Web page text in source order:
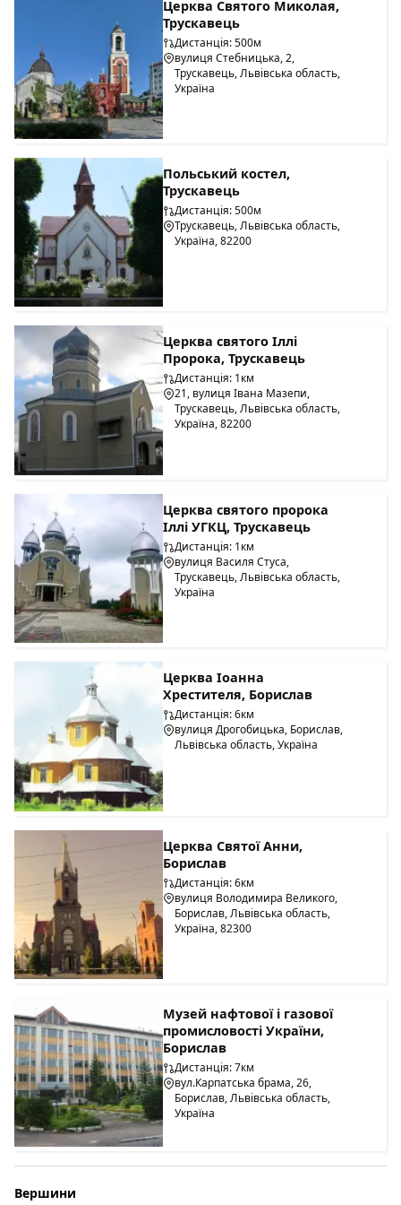
Церква Святого Миколая,
Трускавець
Дистанція: 500м
вулиця Стебницька, 2,
Трускавець, Львівська область,
Україна
Польський костел,
Трускавець
Дистанція: 500м
Трускавець, Львівська область,
Україна, 82200
Церква святого Іллі
Пророка, Трускавець
Дистанція: 1км
21, вулиця Івана Мазепи,
Трускавець, Львівська область,
Україна, 82200
Церква святого пророка
Іллі УГКЦ, Трускавець
Дистанція: 1км
вулиця Василя Стуса,
Трускавець, Львівська область,
Україна
Церква Іоанна
Хрестителя, Борислав
Дистанція: 6км
вулиця Дрогобицька, Борислав,
Львівська область, Україна
Церква Святої Анни,
Борислав
Дистанція: 6км
вулиця Володимира Великого,
Борислав, Львівська область,
Україна, 82300
Музей нафтової і газової
промисловості України,
Борислав
Дистанція: 7км
вул.Карпатська брама, 26,
Борислав, Львівська область,
Україна
Вершини